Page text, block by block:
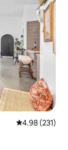
평점 4.98점(5
4.98 (231)